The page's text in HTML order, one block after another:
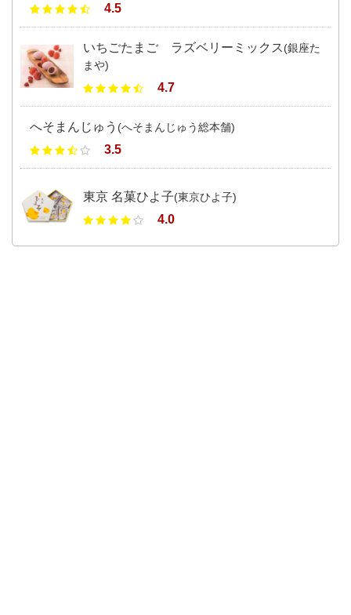
4.5
いちごたまご ラズベリーミックス (銀座た
まや)
4.7
へそまんじゅう (へそまんじゅう総本舗)
3.5
東京 名菓ひよ子(東京ひよ子)
4.0